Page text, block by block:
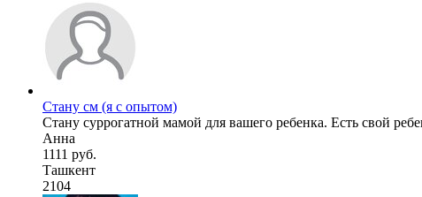
Стану см (я с опытом)
Стану суррогатной мамой для вашего ребенка. Есть свой
Анна
1111 руб.
Ташкент
2104